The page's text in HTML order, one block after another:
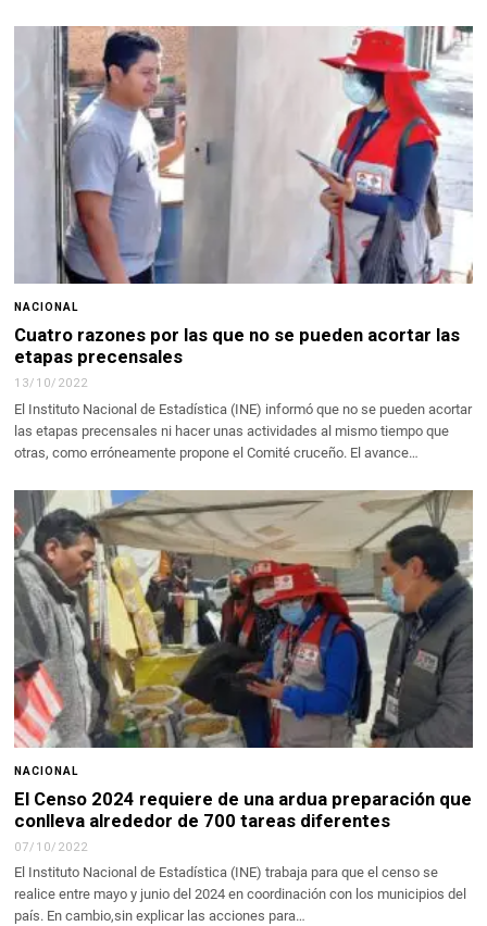
NACIONAL
Cuatro razones por las que no se pueden acortar las
etapas precensales
13/10/2022
El Instituto Nacional de Estadística (INE) informó que no se pueden acortar
las etapas precensales ni hacer unas actividades al mismo tiempo que
otras, como erróneamente propone el Comité cruceño. El avance…
NACIONAL
El Censo 2024 requiere de una ardua preparación que
conlleva alrededor de 700 tareas diferentes
07/10/2022
El Instituto Nacional de Estadística (INE) trabaja para que el censo se
realice entre mayo y junio del 2024 en coordinación con los municipios del
país. En cambio,sin explicar las acciones para…